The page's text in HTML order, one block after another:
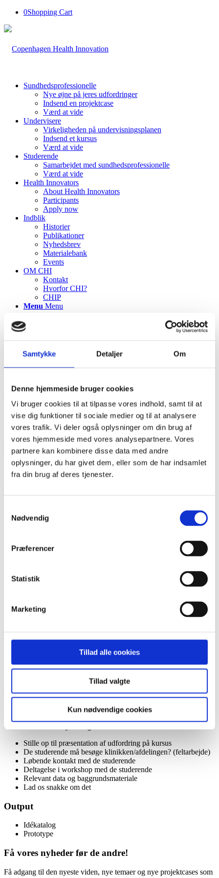
Samtykke Detaljer Om
Denne hjemmeside bruger cookies
Vi bruger cookies til at tilpasse vores indhold, samt til at
vise dig funktioner til sociale medier og til at analysere
vores trafik. Vi deler også oplysninger om din brug af
vores hjemmeside med vores analysepartnere. Vores
partnere kan kombinere disse data med andre
oplysninger, du har givet dem, eller som de har indsamlet
fra din brug af deres tjenester.
Nødvendig
Præferencer
Statistik
Marketing
Tillad alle cookies
Tillad valgte
Kun nødvendige cookies
0Shopping Cart
Sundhedsprofessionelle
Nye øjne på jeres udfordringer
Indsend en projektcase
Værd at vide
Undervisere
Virkeligheden på undervisningsplanen
Indsend et kursus
Værd at vide
Studerende
Samarbejdet med sundhedsprofessionelle
Værd at vide
Health Innovators
About Health Innovators
Participants
Apply now
Indblik
Historier
Publikationer
Nyhedsbrev
Materialebank
Events
OM CHI
Kontakt
Hvorfor CHI?
CHIP
Menu Menu
AI-telefon, hvor familierne kan få svar på
spørgsmål uden direkte kontakt med
sundhedspersonalet
Udfordring
Man kunne starte indenfor nogle begræset områder: fx.:
bad
Rikke Thenning Michelsen
Sygeplejespecialist i hjemmebehandling
rikke.thenning.michelsen@regionh.dk
Casestiller kan tilbyde følgende:
Stille op til præsentation af udfordring på kursus
De studerende må besøge klinikken/afdelingen? (feltarbejde)
Løbende kontakt med de studerende
Deltagelse i workshop med de studerende
Relevant data og baggrundsmateriale
Lad os snakke om det
Output
Idékatalog
Prototype
Få vores nyheder før de andre!
Få adgang til den nyeste viden, nye temaer og nye projektcases som